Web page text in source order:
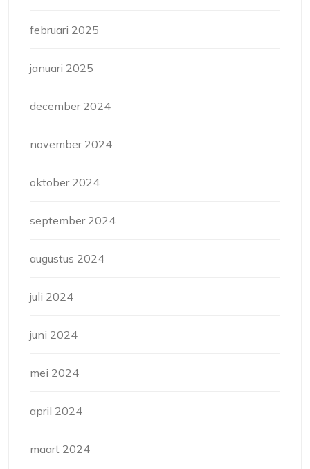
februari 2025
januari 2025
december 2024
november 2024
oktober 2024
september 2024
augustus 2024
juli 2024
juni 2024
mei 2024
april 2024
maart 2024